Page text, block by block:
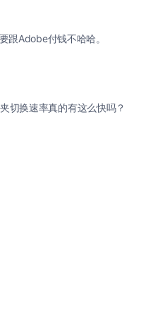
跟Adobe付钱不哈哈。
切换速率真的有这么快吗？